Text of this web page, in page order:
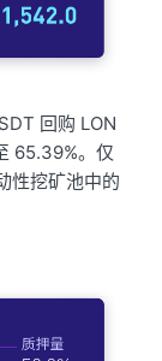
回购 LON
65.39%。仅
性挖矿池中的